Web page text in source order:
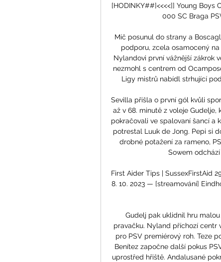
[HODINKY##]<<<<]] Young Boys
000 SC Braga
Míč posunul do strany a
podporu, zcela osamocený
Nylandovi první vážnější zákrok
nezmohl s centrem od
Ligy mistrů nabídl strhující
Sevilla přišla o první gól kvůli
až v 68. minutě z voleje
pokračovali ve spalovaní šancí a
potrestal Luuk de Jong. Pepi si
drobné potažení za rameno,
Sowem
First Aider Tips | SussexFirstAid
8. 10. 2023 — [streamování]
Gudelj pak uklidnil hru
pravačku. Nyland příchozí centr
pro PSV premiérový roh. Teze
Benítez započne další pokus
uprostřed hřiště. Andalusané